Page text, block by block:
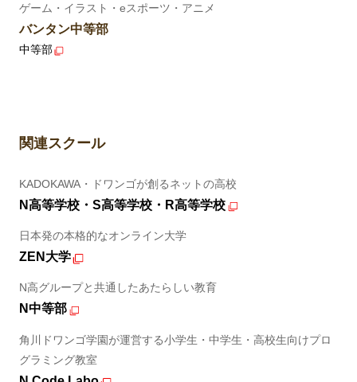
ゲーム・イラスト・eスポーツ・アニメ
バンタン中等部
中等部
関連スクール
KADOKAWA・ドワンゴが創るネットの高校
N高等学校・S高等学校・R高等学校
日本発の本格的なオンライン大学
ZEN大学
N高グループと共通したあたらしい教育
N中等部
角川ドワンゴ学園が運営する小学生・中学生・高校生向けプロ
グラミング教室